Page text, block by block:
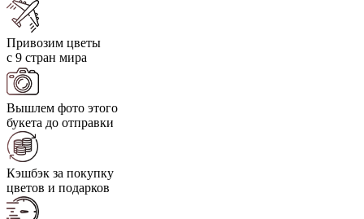
Привозим цветы
с 9 стран мира
Вышлем фото этого
букета до отправки
Кэшбэк за покупку
цветов и подарков